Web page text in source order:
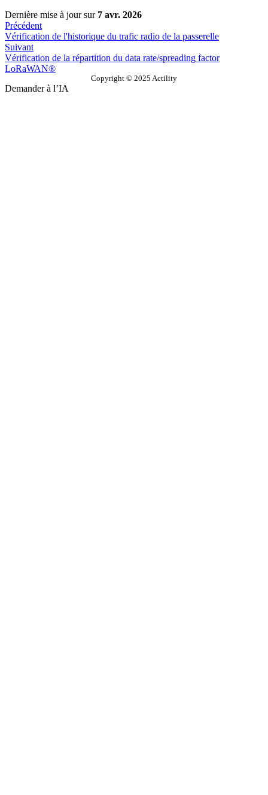
Dernière mise à joursur 7 avr. 2026
Précédent
Vérification de l'historique du trafic radio de la passerelle
Suivant
Vérification de la répartition du data rate/spreading factor
LoRaWAN®
Copyright © 2025 Actility
Demander à l’IA